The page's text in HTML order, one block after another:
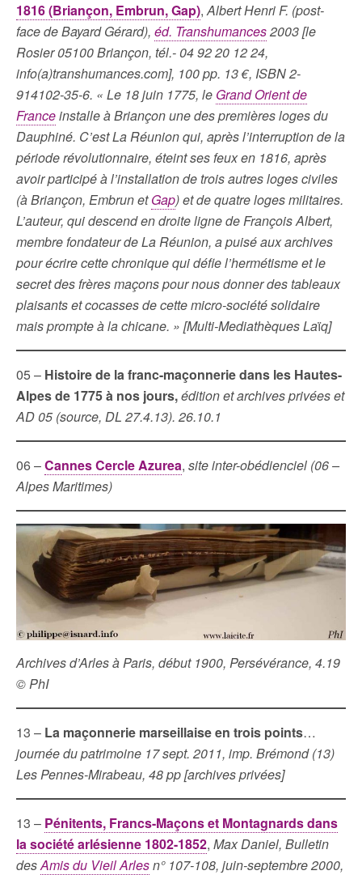
1816 (Briançon, Embrun, Gap),Albert Henri F. (post-
face de Bayard Gérard), éd. Transhumances2003 [le
Rosier 05100 Briançon, tél.- 04 92 20 12 24,
info(a)transhumances.com], 100 pp. 13 €, ISBN 2-
914102-35-6. « Le 18 juin 1775, le Grand Orient de
Franceinstalle à Briançon une des premières loges du
Dauphiné. C’est La Réunion qui, après l’interruption de la
période révolutionnaire, éteint ses feux en 1816, après
avoir participé à l’installation de trois autres loges civiles
(à Briançon, Embrun etGap) et de quatre loges militaires.
L’auteur, qui descend en droite ligne de François Albert,
membre fondateur de La Réunion, a puisé aux archives
pour écrire cette chronique qui défie l’hermétisme et le
secret des frères maçons pour nous donner des tableaux
plaisants et cocasses de cette micro-société solidaire
mais prompte à la chicane. » [Multi-Mediathèques Laïq]
05 – Histoire de la franc-maçonnerie dans les Hautes-
Alpes de 1775 à nos jours,édition et archives privées et
AD 05 (source, DL 27.4.13). 26.10.1
06 –Cannes Cercle Azurea, site inter-obédienciel (06 –
Alpes Maritimes)
Archives d’Arles à Paris, début 1900, Persévérance, 4.19
© PhI
13 – La maçonnerie marseillaise en trois points…
journée du patrimoine 17 sept. 2011, imp. Brémond (13)
Les Pennes-Mirabeau, 48 pp [archives privées]
13 – Pénitents, Francs-Maçons et Montagnards dans
la société arlésienne 1802-1852, Max Daniel, Bulletin
desAmis du Vieil Arlesn° 107-108, juin-septembre 2000,